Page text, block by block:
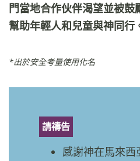
門當地合作伙伴渴望並被鼓
幫助年輕人和兒童與神同行
*出於安全考量使用化名
請禱告
感謝神在馬來西